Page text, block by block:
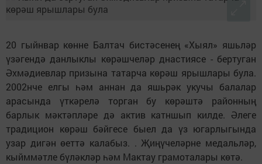
20 гыйнвар көнне Балтач бистәсенең «Хыял» яшьләр
үзәгендә данлыклы көрәшчеләр днастиясе - бертуган
Әхмәдиевлар призына татарча көрәш ярышлары була.
2002нче елгы һәм аннан да яшьрәк укучы балалар
арасында үткәрелә торган бу көрәштә районның
барлык мәктәпләре дә актив катншып килде. Әлеге
традицион көрәш бәйгесе быел да үз югарлыгында
узар дигән өеттә калабыз. . Җиңүчеләрне медальләр,
кыйммәтле бүләкләр һәм Мактау грамоталары көтә.